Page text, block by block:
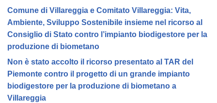
Comune di Villareggia e Comitato Villareggia: Vita,
Ambiente, Sviluppo Sostenibile insieme nel ricorso al
Consiglio di Stato contro l’impianto biodigestore per la
produzione di biometano
Non è stato accolto il ricorso presentato al TAR del
Piemonte contro il progetto di un grande impianto
biodigestore per la produzione di biometano a
Villareggia